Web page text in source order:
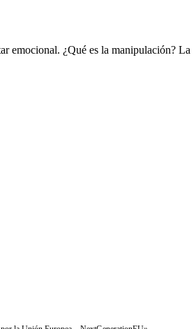
emocional. ¿Qué es la manipulación? La